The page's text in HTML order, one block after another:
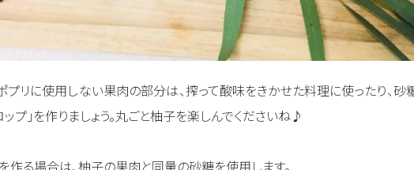
プリに使用しない果肉の部分は、搾って酸味をきかせた料理に使ったり、砂
プ」を作りましょう。丸ごと柚子を楽しんでくださいね♪
作る場合は、柚子の果肉と同量の砂糖を使用します。